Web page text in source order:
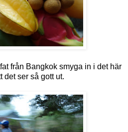
från Bangkok smyga in i det här
det ser så gott ut.